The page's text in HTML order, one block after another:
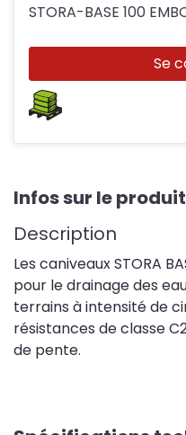
Se
Infos sur le
Description
Les caniveaux STORA
pour le drainage des
terrains à intensité de
résistances de classe
de pente.